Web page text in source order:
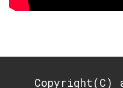
Copyright(C)